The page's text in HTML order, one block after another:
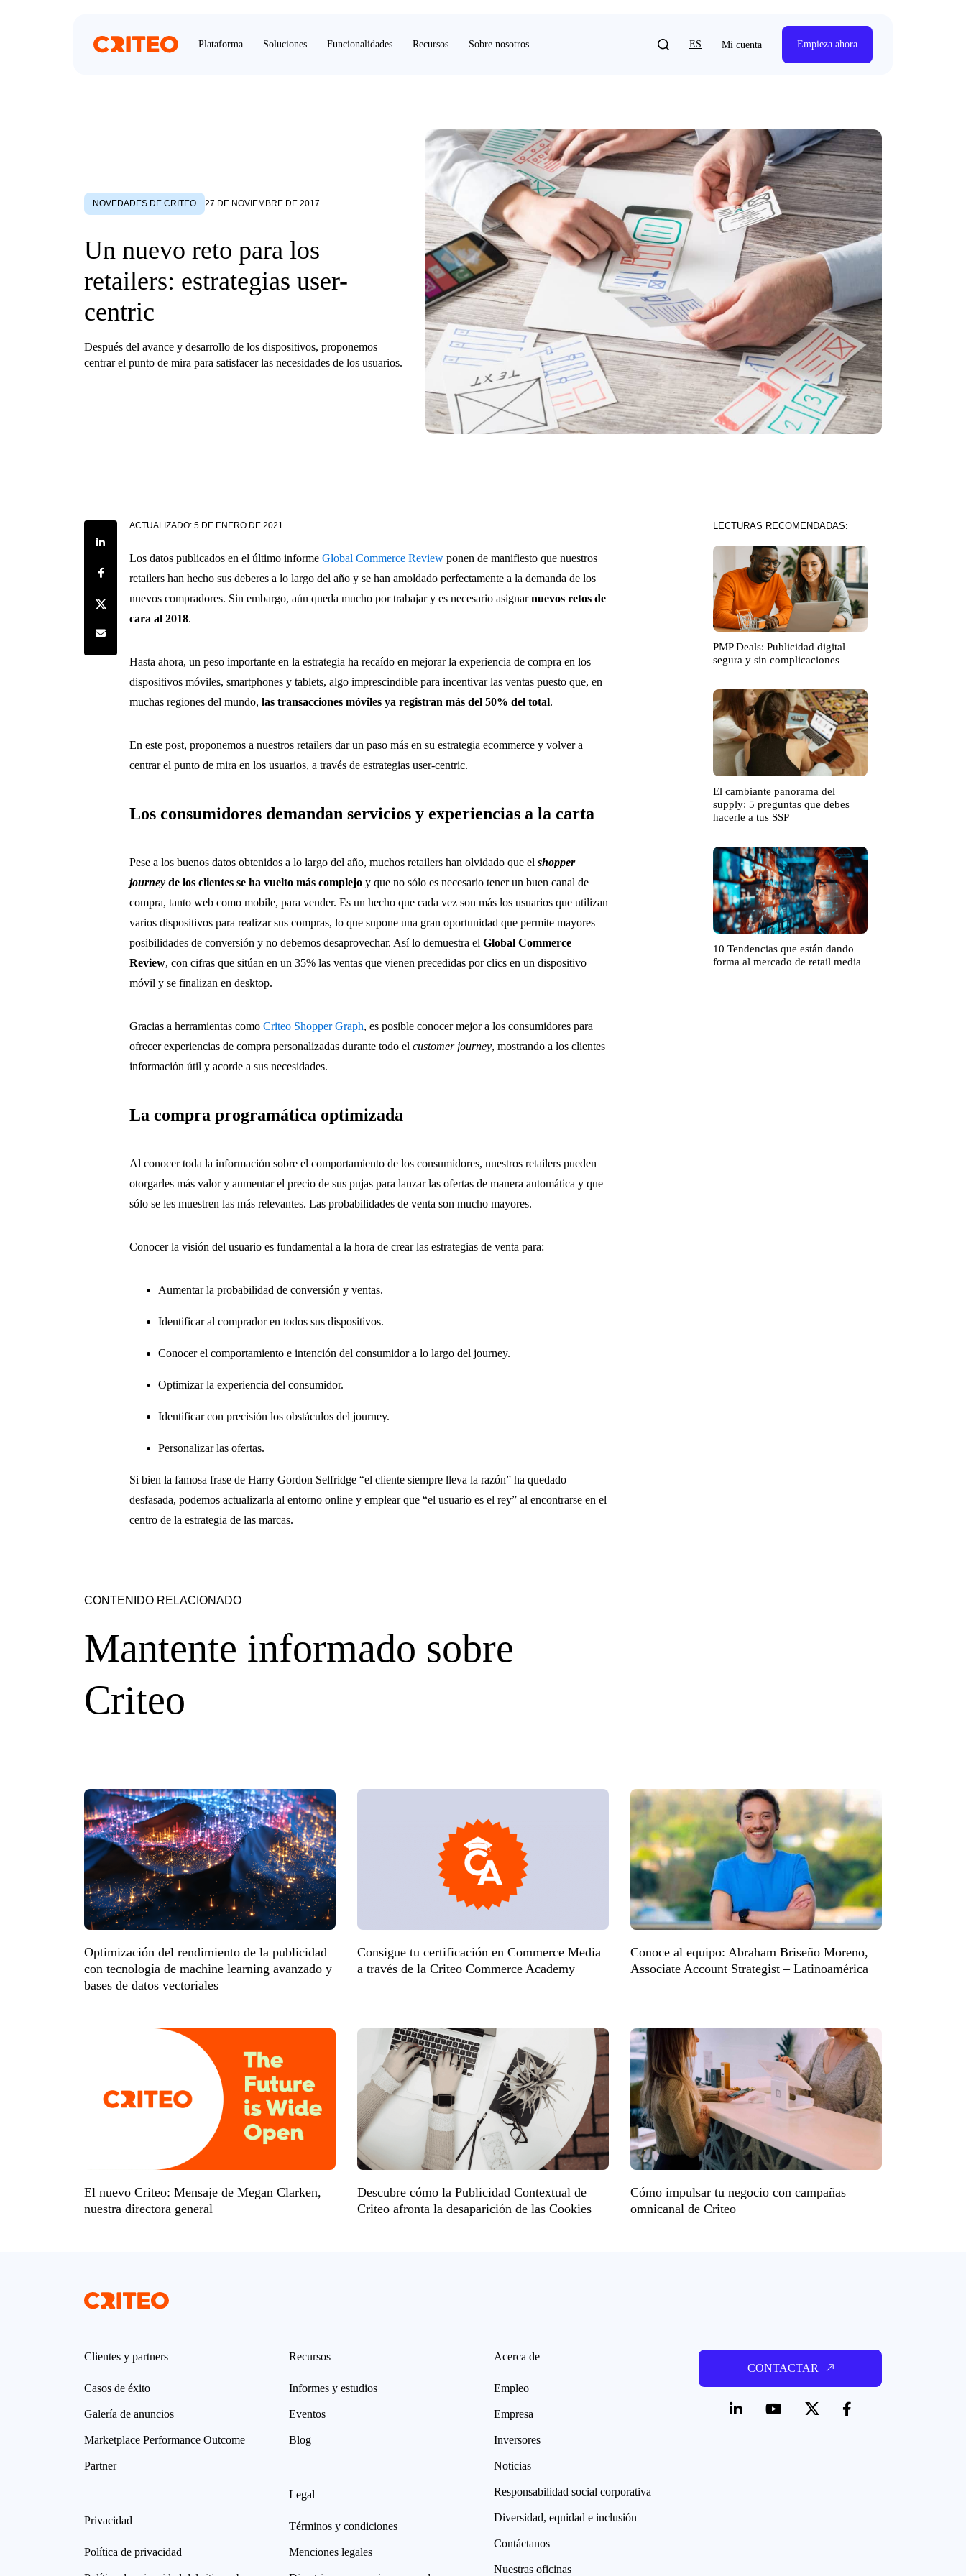
Plataforma Soluciones Funcionalidades Recursos Sobre nosotros ES Mi cuenta Empieza ahora
NOVEDADES DE CRITEO 27 DE NOVIEMBRE DE 2017
Un nuevo reto para los
retailers: estrategias user-
centric
Después del avance y desarrollo de los dispositivos, proponemos
centrar el punto de mira para satisfacer las necesidades de los usuarios.
Share on LinkedIn
Share on Facebook
Share on Twitter
Share by e-mail
ACTUALIZADO: 5 DE ENERO DE 2021
Los datos publicados en el último informeGlobal Commerce Review ponen de manifiesto que nuestros
retailers han hecho sus deberes a lo largo del año y se han amoldado perfectamente a la demanda de los
nuevos compradores. Sin embargo, aún queda mucho por trabajar y es necesario asignarnuevos retos de
cara al 2018.
Hasta ahora, un peso importante en la estrategia ha recaído en mejorar la experiencia de compra en los
dispositivos móviles, smartphones y tablets, algo imprescindible para incentivar las ventas puesto que, en
muchas regiones del mundo,las transacciones móviles ya registran más del 50% del total.
En este post, proponemos a nuestros retailers dar un paso más en su estrategia ecommerce y volver a
centrar el punto de mira en los usuarios, a través de estrategias user-centric.
Los consumidores demandan servicios y experiencias a la carta
Pese a los buenos datos obtenidos a lo largo del año, muchos retailers han olvidado que elshopper
journey de los clientes se ha vuelto más complejo y que no sólo es necesario tener un buen canal de
compra, tanto web como mobile, para vender. Es un hecho que cada vez son más los usuarios que utilizan
varios dispositivos para realizar sus compras, lo que supone una gran oportunidad que permite mayores
posibilidades de conversión y no debemos desaprovechar. Así lo demuestra elGlobal Commerce
Review, con cifras que sitúan en un 35% las ventas que vienen precedidas por clics en un dispositivo
móvil y se finalizan en desktop.
Gracias a herramientas comoCriteo Shopper Graph, es posible conocer mejor a los consumidores para
ofrecer experiencias de compra personalizadas durante todo elcustomer journey, mostrando a los clientes
información útil y acorde a sus necesidades.
La compra programática optimizada
Al conocer toda la información sobre el comportamiento de los consumidores, nuestros retailers pueden
otorgarles más valor y aumentar el precio de sus pujas para lanzar las ofertas de manera automática y que
sólo se les muestren las más relevantes. Las probabilidades de venta son mucho mayores.
Conocer la visión del usuario es fundamental a la hora de crear las estrategias de venta para:
Aumentar la probabilidad de conversión y ventas.
Identificar al comprador en todos sus dispositivos.
Conocer el comportamiento e intención del consumidor a lo largo del journey.
Optimizar la experiencia del consumidor.
Identificar con precisión los obstáculos del journey.
Personalizar las ofertas.
Si bien la famosa frase de Harry Gordon Selfridge “el cliente siempre lleva la razón” ha quedado
desfasada, podemos actualizarla al entorno online y emplear que “el usuario es el rey” al encontrarse en el
centro de la estrategia de las marcas.
LECTURAS RECOMENDADAS:
PMP Deals: Publicidad digital
segura y sin complicaciones
El cambiante panorama del
supply: 5 preguntas que debes
hacerle a tus SSP
10 Tendencias que están dando
forma al mercado de retail media
CONTENIDO RELACIONADO
Mantente informado sobre
Criteo
Optimización del rendimiento de la publicidad
con tecnología de machine learning avanzado y
bases de datos vectoriales
Consigue tu certificación en Commerce Media
a través de la Criteo Commerce Academy
Conoce al equipo: Abraham Briseño Moreno,
Associate Account Strategist – Latinoamérica
El nuevo Criteo: Mensaje de Megan Clarken,
nuestra directora general
Descubre cómo la Publicidad Contextual de
Criteo afronta la desaparición de las Cookies
Cómo impulsar tu negocio con campañas
omnicanal de Criteo
Clientes y partners
Casos de éxito
Galería de anuncios
Marketplace Performance Outcome
Partner
Privacidad
Política de privacidad
Recursos
Informes y estudios
Eventos
Blog
Legal
Términos y condiciones
Menciones legales
Acerca de
Empleo
Empresa
Inversores
Noticias
Responsabilidad social corporativa
Diversidad, equidad e inclusión
Contáctanos
Nuestras oficinas
CONTACTAR